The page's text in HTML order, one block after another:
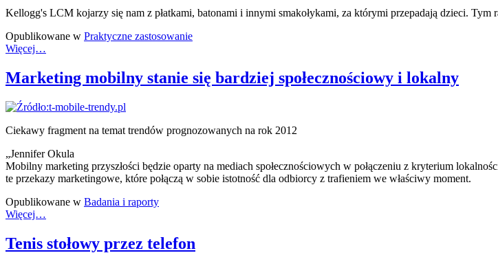
Kellogg's LCM kojarzy się nam z płatkami, batonami i innymi smakołykami, za którymi przepadają dzieci. Tym
Opublikowane w Praktyczne zastosowanie
Więcej…
Marketing mobilny stanie się bardziej społecznościowy i lokalny
Ciekawy fragment na temat trendów prognozowanych na rok 2012
„Jennifer Okula
Mobilny marketing przyszłości będzie oparty na mediach społecznościowych w połączeniu z kryterium
te przekazy marketingowe, które połączą w sobie istotność dla odbiorcy z trafieniem we właściwy moment.
Opublikowane w Badania i raporty
Więcej…
Tenis stołowy przez telefon